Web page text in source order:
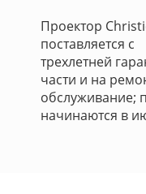
Проектор
поставляется с
трехлетней
части и на
обслуживание;
начинаются в